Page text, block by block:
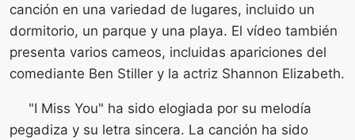
canción en una variedad de lugares, incluido un
dormitorio, un parque y una playa. El vídeo también
presenta varios cameos, incluidas apariciones del
comediante Ben Stiller y la actriz Shannon Elizabeth.
"I Miss You" ha sido elogiada por su melodía
pegadiza y su letra sincera. La canción ha sido